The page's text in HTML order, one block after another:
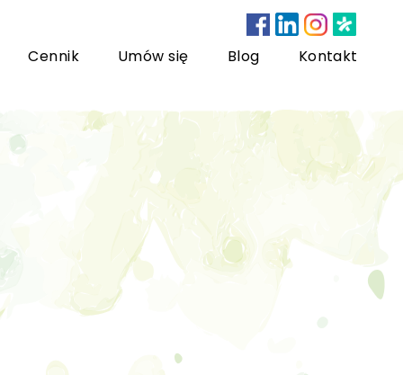
Cennik Umów się Blog Kontakt
bariatryczne
dzieci i młodzieży
rodzinna